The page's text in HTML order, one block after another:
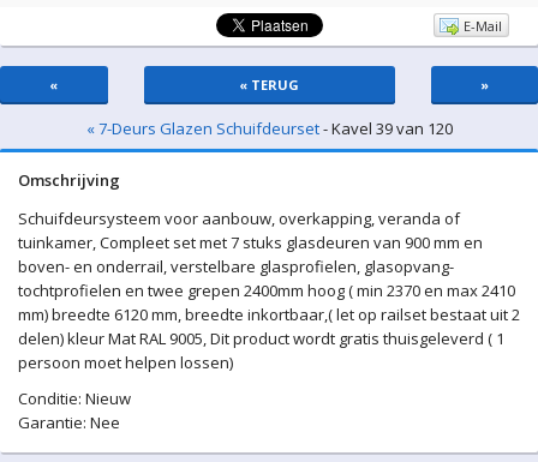
E-Mail
« « TERUG »
« 7-Deurs Glazen Schuifdeurset- Kavel 39 van 120
Omschrijving
Schuifdeursysteem voor aanbouw, overkapping, veranda of
tuinkamer, Compleet set met 7 stuks glasdeuren van 900 mm en
boven- en onderrail, verstelbare glasprofielen, glasopvang-
tochtprofielen en twee grepen 2400mm hoog ( min 2370 en max 2410
mm) breedte 6120 mm, breedte inkortbaar,( let op railset bestaat uit 2
delen) kleur Mat RAL 9005, Dit product wordt gratis thuisgeleverd ( 1
persoon moet helpen lossen)
Conditie: Nieuw
Garantie: Nee